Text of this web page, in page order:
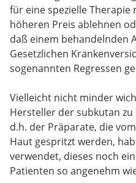
für eine spezielle Therapie
höheren Preis ablehnen
daß einem behandelnden
Gesetzlichen
sogenannten Regressen
Vielleicht nicht minder
Hersteller der subkutan
d.h. der Präparate, die
Haut gespritzt werden,
verwendet, dieses noch
Patienten so angenehm